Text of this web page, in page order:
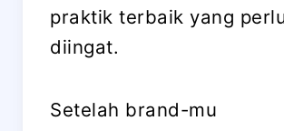
praktik terbaik yang
diingat.
Setelah brand-mu